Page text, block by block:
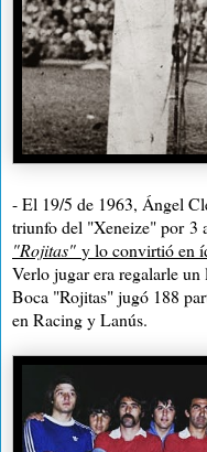
- El 19/5 de 1963, Ángel
triunfo del "Xeneize" por3
"Rojitas" y lo convirtió en
Verlo jugar era regalarle
Boca "Rojitas" jugó 188
en Racing y Lanús.